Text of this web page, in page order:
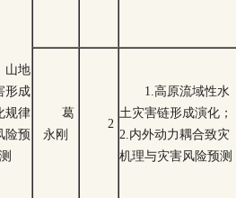
山地
形成
规律
险预
测
葛
永刚
2
1.高原流域性水
土灾害链形成演化；
2.内外动力耦合致灾
机理与灾害风险预测